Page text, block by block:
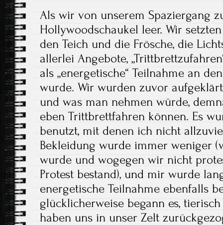
Als wir von unserem Spaziergang
Hollywoodschaukel leer. Wir
den Teich und die Frösche, die
allerlei Angebote,
als „energetische“ Teilnahme an
wurde. Wir wurden zuvor
und was man nehmen würde,
eben Trittbrettfahren können. Es
benutzt, mit denen ich nicht
Bekleidung wurde immer weniger
wurde und wogegen wir nicht
Protest bestand), und mir wurde
energetische Teilnahme ebenfalls
glücklicherweise begann es,
haben uns in unser Zelt